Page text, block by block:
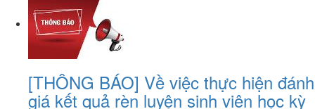
[THÔNG BÁO] Về việc thực hiện đánh
giá kết quả rèn luyện sinh viên học kỳ